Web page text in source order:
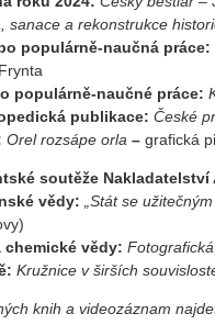
sanace a rekonstrukce
populárně-naučná práce:
populárně-naučné práce:
publikace: České
Orel rozsápe orla – grafická
soutěže Nakladatelství
vědy: „Stát se
chemické vědy:
Kružnice v širších
knih a videozáznam